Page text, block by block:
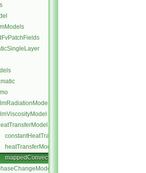
constantHeatTransfer
heatTransferModel
mappedConvectiveHeatTransfer